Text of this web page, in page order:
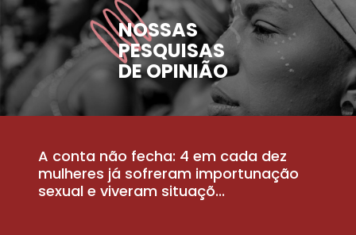
NOSSAS
PESQUISAS
DE OPINIÃO
A conta não fecha: 4 em cada dez
mulheres já sofreram importunação
sexual e viveram situaçõ...